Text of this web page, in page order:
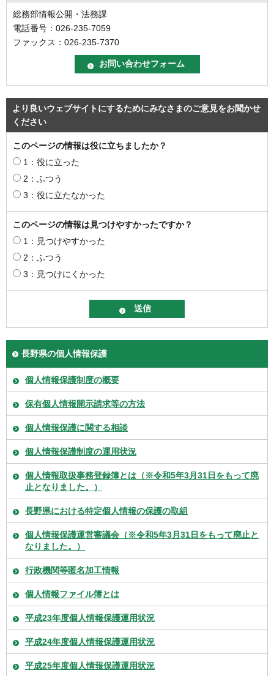
総務部情報公開・法務課
電話番号：026-235-7059
ファックス：026-235-7370
より良いウェブサイトにするためにみなさまのご意見をお聞かせ
ください
このページの情報は役に立ちましたか？
1：役に立った
2：ふつう
3：役に立たなかった
このページの情報は見つけやすかったですか？
1：見つけやすかった
2：ふつう
3：見つけにくかった
長野県の個人情報保護
個人情報保護制度の概要
保有個人情報開示請求等の方法
個人情報保護に関する相談
個人情報保護制度の運用状況
個人情報取扱事務登録簿とは（※令和5年3月31日をもって廃
止となりました。）
長野県における特定個人情報の保護の取組
個人情報保護運営審議会（※令和5年3月31日をもって廃止と
なりました。）
行政機関等匿名加工情報
個人情報ファイル簿とは
平成23年度個人情報保護運用状況
平成24年度個人情報保護運用状況
平成25年度個人情報保護運用状況